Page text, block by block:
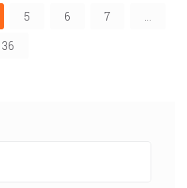
5 6 7
…
36